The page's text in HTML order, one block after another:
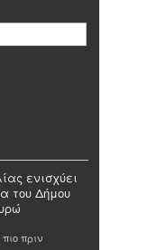
ενισχύει
του Δήμου
πιο πριν